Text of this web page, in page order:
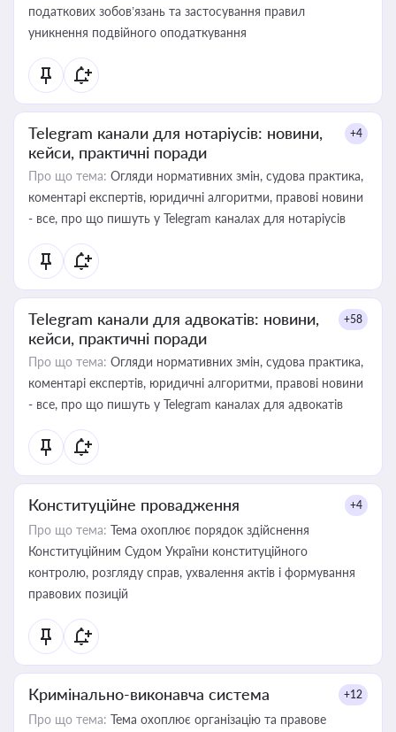
податкових зобов’язань та застосування правил
уникнення подвійного оподаткування
Telegram канали для нотаріусів: новини,
кейси, практичні поради
+4
Про що тема: Огляди нормативних змін, судова практика,
коментарі експертів, юридичні алгоритми, правові новини
- все, про що пишуть у Telegram каналах для нотаріусів
Telegram канали для адвокатів: новини,
кейси, практичні поради
+58
Про що тема: Огляди нормативних змін, судова практика,
коментарі експертів, юридичні алгоритми, правові новини
- все, про що пишуть у Telegram каналах для адвокатів
Конституційне провадження +4
Про що тема: Тема охоплює порядок здійснення
Конституційним Судом України конституційного
контролю, розгляду справ, ухвалення актів і формування
правових позицій
Кримінально-виконавча система +12
Про що тема: Тема охоплює організацію та правове